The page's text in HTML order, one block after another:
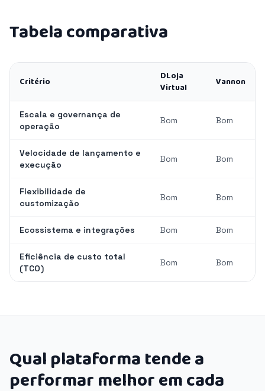
Tabela comparativa
Critério
DLoja
Virtual
Vannon
Escala e governança de
operação
Bom Bom
Velocidade de lançamento e
execução
Bom Bom
Flexibilidade de
customização
Bom Bom
Ecossistema e integrações Bom Bom
Eficiência de custo total
(TCO)
Bom Bom
Qual plataforma tende a
performar melhor em cada